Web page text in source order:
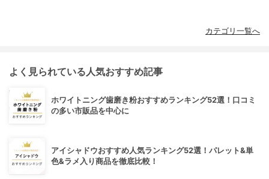
カテゴリ一覧へ
よく見られている人気おすすめ記事
ホワイトニング歯磨き粉おすすめランキング52選！口コミ
の多い市販品を中心に
アイシャドウおすすめ人気ランキング52選！パレット&単
色&ラメ入り商品を徹底比較！